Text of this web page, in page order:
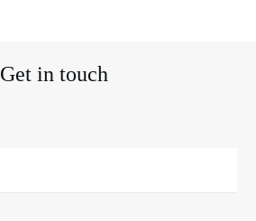
Get in touch